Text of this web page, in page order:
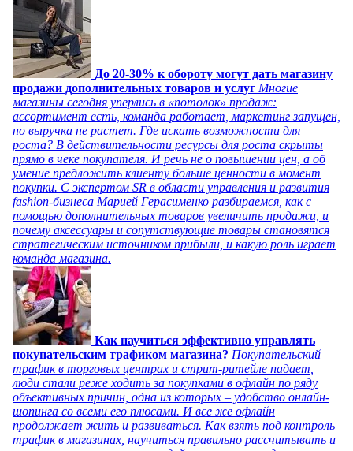
До 20-30% к обороту могут дать магазину
продажи дополнительных товаров и услуг Многие
магазины сегодня уперлись в «потолок» продаж:
ассортимент есть, команда работает, маркетинг запущен,
но выручка не растет. Где искать возможности для
роста? В действительности ресурсы для роста скрыты
прямо в чеке покупателя. И речь не о повышении цен, а об
умение предложить клиенту больше ценности в момент
покупки. С экспертом SR в области управления и развития
fashion-бизнеса Марией Герасименко разбираемся, как с
помощью дополнительных товаров увеличить продажи, и
почему аксессуары и сопутствующие товары становятся
стратегическим источником прибыли, и какую роль играет
команда магазина.
Как научиться эффективно управлять
покупательским трафиком магазина? Покупательский
трафик в торговых центрах и стрит-ритейле падает,
люди стали реже ходить за покупками в офлайн по ряду
объективных причин, одна из которых – удобство онлайн-
шопинга со всеми его плюсами. И все же офлайн
продолжает жить и развиваться. Как взять под контроль
трафик в магазинах, научиться правильно рассчитывать и